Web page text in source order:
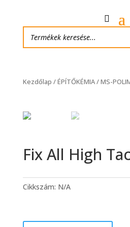
Kezdőlap /ÉPÍTŐKÉMIA/MS-
Fix All High
Cikkszám: N/A